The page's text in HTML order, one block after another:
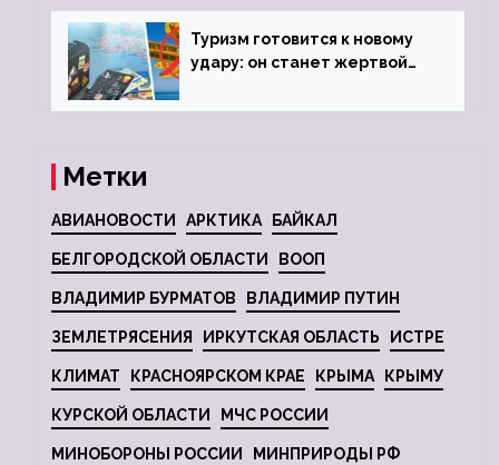
Туризм готовится к новому
удару: он станет жертвой
Метки
АВИАНОВОСТИ АРКТИКА БАЙКАЛ
БЕЛГОРОДСКОЙ ОБЛАСТИ ВООП
ВЛАДИМИР БУРМАТОВ ВЛАДИМИР ПУТИН
ЗЕМЛЕТРЯСЕНИЯ ИРКУТСКАЯ ОБЛАСТЬ ИСТРЕ
КЛИМАТ КРАСНОЯРСКОМ КРАЕ КРЫМА КРЫМУ
КУРСКОЙ ОБЛАСТИ МЧС РОССИИ
МИНОБОРОНЫ РОССИИ МИНПРИРОДЫ РФ